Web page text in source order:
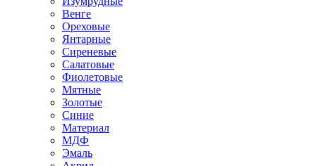
Венге
Ореховые
Янтарные
Сиреневые
Салатовые
Фиолетовые
Мятные
Золотые
Синие
Материал
МДФ
Эмаль